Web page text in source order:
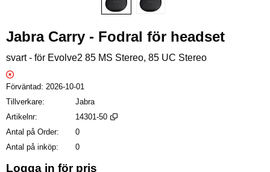
Jabra Carry - Fodral för headset
svart - för Evolve2 85 MS Stereo, 85 UC Stereo
Förväntad 2026-10-01
Tillverkare
Jabra
Artikelnr
14301-50
Antal på Order
0
Antal på inköp
0
Logga in för pris